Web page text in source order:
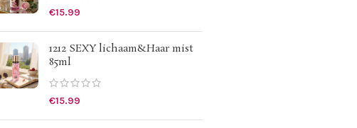
€15.99
1212 SEXY lichaam&Haar mist
85ml
€15.99